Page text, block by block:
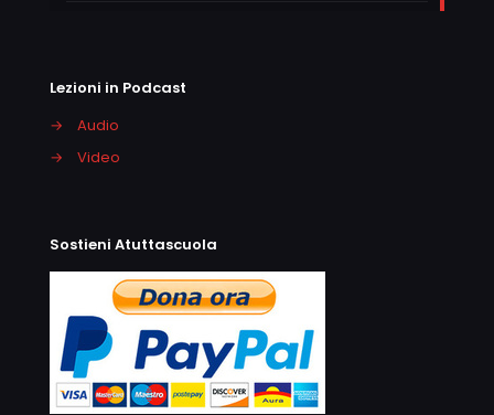
Lezioni in Podcast
→
Audio
→
Video
Sostieni Atuttascuola